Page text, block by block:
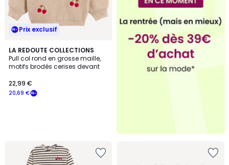
Prix exclusif
LA REDOUTE COLLECTIONS
Pull col rond en grosse maille,
motifs brodés cerises devant
20,69 €
22,99 €